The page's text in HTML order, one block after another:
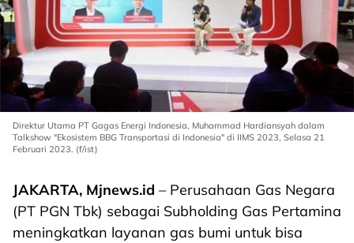
Direktur Utama PT Gagas Energi Indonesia, Muhammad Hardiansyah dalam
Talkshow "Ekosistem BBG Transportasi di Indonesia" di IIMS 2023, Selasa 21
Februari 2023. (f/ist)
JAKARTA, Mjnews.id – Perusahaan Gas Negara
(PT PGN Tbk) sebagai Subholding Gas Pertamina
meningkatkan layanan gas bumi untuk bisa